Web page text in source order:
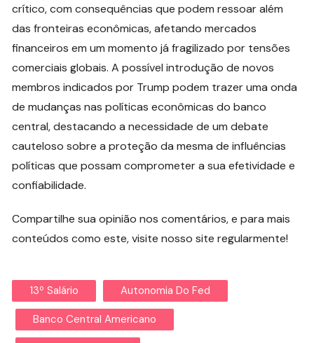
crítico, com consequências que podem ressoar além
das fronteiras econômicas, afetando mercados
financeiros em um momento já fragilizado por tensões
comerciais globais. A possível introdução de novos
membros indicados por Trump podem trazer uma onda
de mudanças nas políticas econômicas do banco
central, destacando a necessidade de um debate
cauteloso sobre a proteção da mesma de influências
políticas que possam comprometer a sua efetividade e
confiabilidade.
Compartilhe sua opinião nos comentários, e para mais
conteúdos como este, visite nosso site regularmente!
13º Salário Autonomia Do Fed
Banco Central Americano